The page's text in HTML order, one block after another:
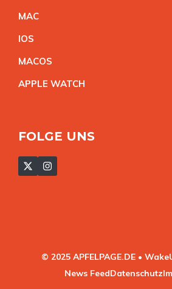
MAC
IOS
MACOS
APPLE WATCH
FOLGE UNS
© 2025 APFELPAGE.DE •
News FeedDatenschutz